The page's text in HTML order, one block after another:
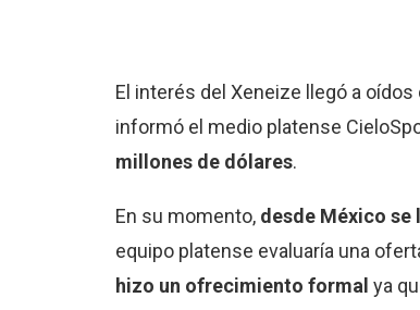
El interés del Xeneize llegó a
informó el medio platense
millones de dólares.
En su momento, desde México se
equipo platense evaluaría una
hizo un ofrecimiento formal ya